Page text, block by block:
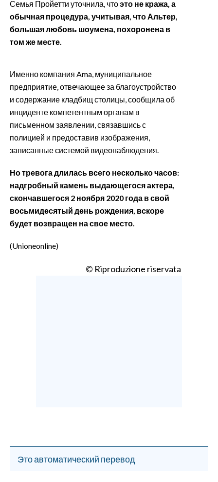
PUBBLICITÀ
Семья Пройетти уточнила, чтоэто не кража, а
обычная процедура, учитывая, что Альтер,
большая любовь шоумена, похоронена в
том же месте.
Именно компания Ama, муниципальное
предприятие, отвечающее за благоустройство
и содержание кладбищ столицы, сообщила об
инциденте компетентным органам в
письменном заявлении, связавшись с
полицией и предоставив изображения,
записанные системой видеонаблюдения.
Но тревога длилась всего несколько часов:
надгробный камень выдающегося актера,
скончавшегося 2 ноября 2020 года в свой
восьмидесятый день рождения, вскоре
будет возвращен на свое место.
(Unioneonline)
© Riproduzione riservata
Это автоматический перевод